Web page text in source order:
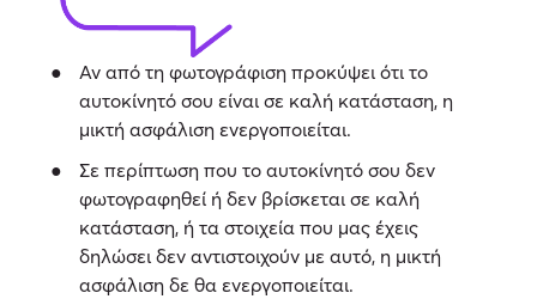
Αν από τη φωτογράφιση προκύψει ότι το
αυτοκίνητό σου είναι σε καλή κατάσταση, η
μικτή ασφάλιση ενεργοποιείται.
Σε περίπτωση που το αυτοκίνητό σου δεν
φωτογραφηθεί ή δεν βρίσκεται σε καλή
κατάσταση, ή τα στοιχεία που μας έχεις
δηλώσει δεν αντιστοιχούν με αυτό, η μικτή
ασφάλιση δε θα ενεργοποιείται.